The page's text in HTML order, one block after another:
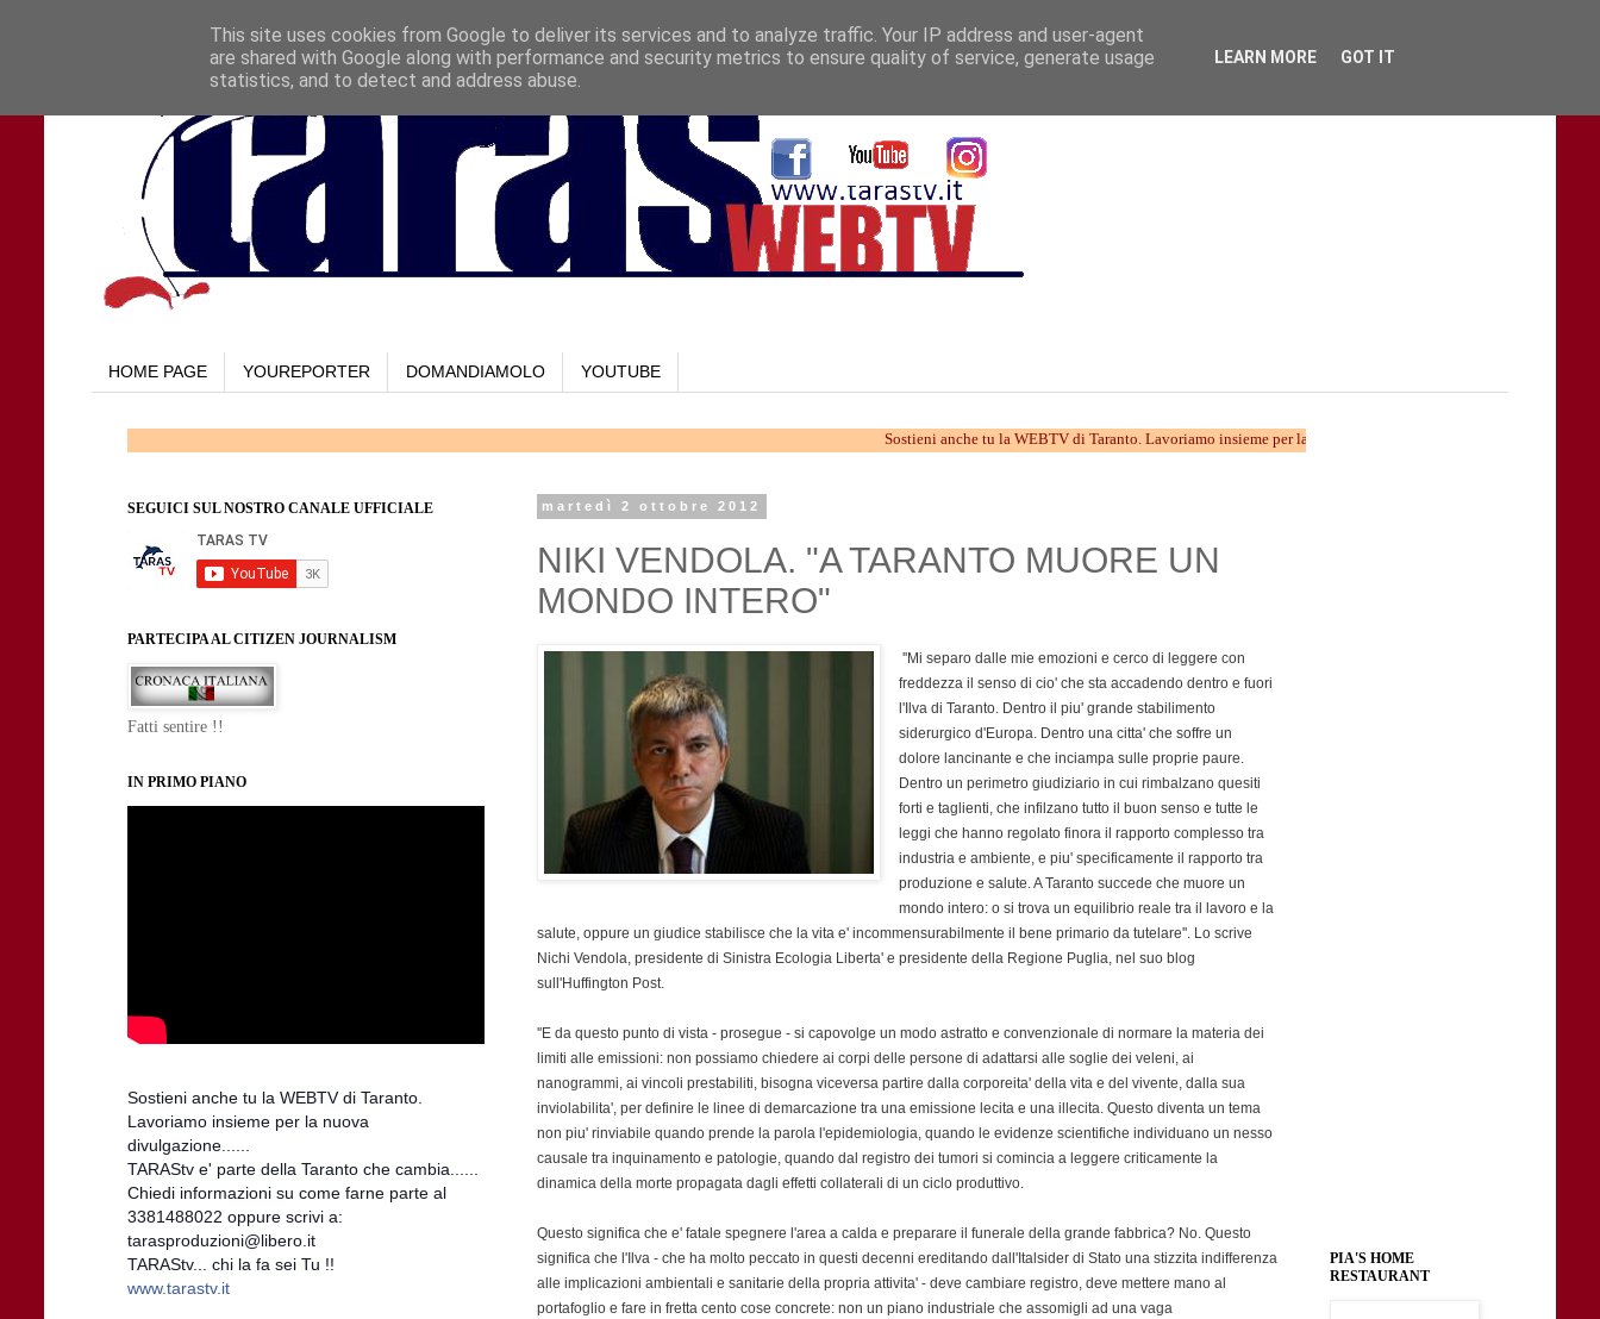
HOME PAGE YOUREPORTER DOMANDIAMOLO YOUTUBE
Sostieni anche tu la WEBTV di Taranto. Lavoriamo insieme per la nuova divulgazione...... TARAStv e' parte della
martedì 2 ottobre 2012
NIKI VENDOLA. "A TARANTO MUORE UN
MONDO INTERO"
''Mi separo dalle mie emozioni e cerco di leggere con
freddezza il senso di cio' che sta accadendo dentro e fuori
l'Ilva di Taranto. Dentro il piu' grande stabilimento
siderurgico d'Europa. Dentro una citta' che soffre un
dolore lancinante e che inciampa sulle proprie paure.
Dentro un perimetro giudiziario in cui rimbalzano quesiti
forti e taglienti, che infilzano tutto il buon senso e tutte le
leggi che hanno regolato finora il rapporto complesso tra
industria e ambiente, e piu' specificamente il rapporto tra
produzione e salute. A Taranto succede che muore un
mondo intero: o si trova un equilibrio reale tra il lavoro e la
salute, oppure un giudice stabilisce che la vita e' incommensurabilmente il bene primario da tutelare''. Lo scrive
Nichi Vendola, presidente di Sinistra Ecologia Liberta' e presidente della Regione Puglia, nel suo blog
sull'Huffington Post.
''E da questo punto di vista - prosegue - si capovolge un modo astratto e convenzionale di normare la materia dei
limiti alle emissioni: non possiamo chiedere ai corpi delle persone di adattarsi alle soglie dei veleni, ai
nanogrammi, ai vincoli prestabiliti, bisogna viceversa partire dalla corporeita' della vita e del vivente, dalla sua
inviolabilita', per definire le linee di demarcazione tra una emissione lecita e una illecita. Questo diventa un tema
non piu' rinviabile quando prende la parola l'epidemiologia, quando le evidenze scientifiche individuano un nesso
causale tra inquinamento e patologie, quando dal registro dei tumori si comincia a leggere criticamente la
dinamica della morte propagata dagli effetti collaterali di un ciclo produttivo.
Questo significa che e' fatale spegnere l'area a calda e preparare il funerale della grande fabbrica? No. Questo
significa che l'Ilva - che ha molto peccato in questi decenni ereditando dall'Italsider di Stato una stizzita indifferenza
alle implicazioni ambientali e sanitarie della propria attivita' - deve cambiare registro, deve mettere mano al
portafoglio e fare in fretta cento cose concrete: non un piano industriale che assomigli ad una vaga
SEGUICI SUL NOSTRO CANALE UFFICIALE
PARTECIPA AL CITIZEN JOURNALISM
Fatti sentire !!
IN PRIMO PIANO
Sostieni anche tu la WEBTV di Taranto.
Lavoriamo insieme per la nuova
divulgazione......
TARAStv e' parte della Taranto che cambia......
Chiedi informazioni su come farne parte al
3381488022 oppure scrivi a:
tarasproduzioni@libero.it
TARAStv... chi la fa sei Tu !!
www.tarastv.it
PIA'S HOME
RESTAURANT
This site uses cookies from Google to deliver its services and to analyze traffic. Your IP address and user-agent
are shared with Google along with performance and security metrics to ensure quality of service, generate usage
statistics, and to detect and address abuse.
LEARN MORE GOT IT